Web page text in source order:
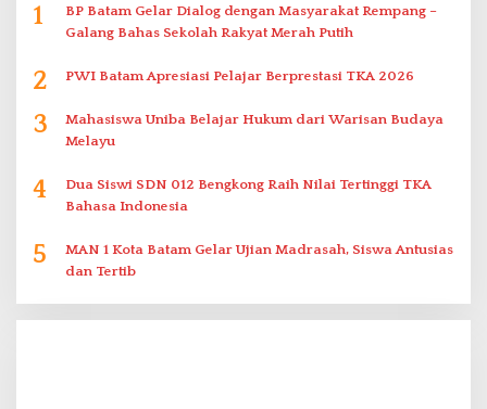
1
BP Batam Gelar Dialog dengan Masyarakat Rempang –
Galang Bahas Sekolah Rakyat Merah Putih
2 PWI Batam Apresiasi Pelajar Berprestasi TKA 2026
3
Mahasiswa Uniba Belajar Hukum dari Warisan Budaya
Melayu
4
Dua Siswi SDN 012 Bengkong Raih Nilai Tertinggi TKA
Bahasa Indonesia
5
MAN 1 Kota Batam Gelar Ujian Madrasah, Siswa Antusias
dan Tertib